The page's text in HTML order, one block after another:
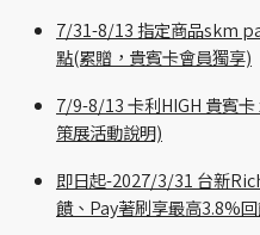
7/31-8/13 指定商品skm
點(累贈，貴賓卡會員獨享)
7/9-8/13 卡利HIGH 貴賓
策展活動說明)
即日起-2027/3/31 台新
饋、Pay著刷享最高3.8%